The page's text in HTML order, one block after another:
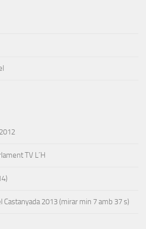
TV L´H
Castanyada 2013 (mirar min 7 amb 37 s)